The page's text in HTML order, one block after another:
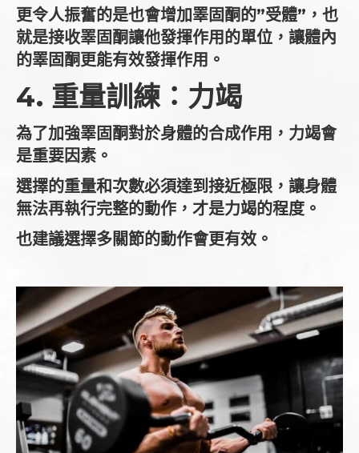
更令人振奮的是也會增加睪固酮的”受體”，也
就是接收睪固酮讓他發揮作用的單位，讓體內
的睪固酮更能有效發揮作用。
4. 重量訓練：力竭
為了加強睪固酮對於身體的合成作用，力竭會
是重要因素。
選擇的重量和次數必須達到接近極限，讓身體
無法再執行完整的動作，才是力竭的程度。
也建議選擇多關節的動作會更有效。